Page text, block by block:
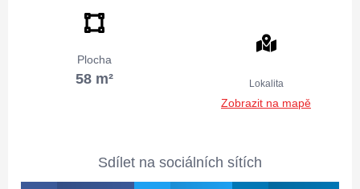
Plocha
58 m² Lokalita
Zobrazit na mapě
Sdílet na sociálních sítích